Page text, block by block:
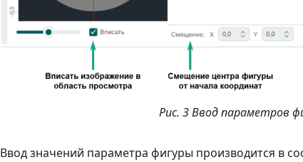
Рис. 3 Ввод параметров
Ввод значений параметра фигуры производится в